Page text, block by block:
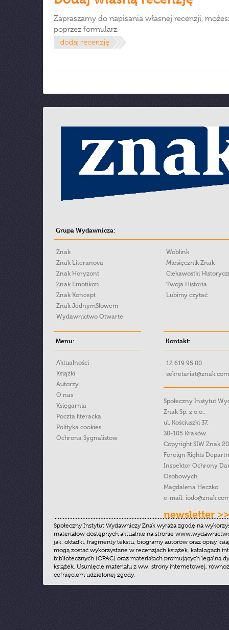
Zapraszamy do napisania własnej recenzji,
poprzez formularz.
Grupa Wydawnicza:
Znak
Znak Literanova
Znak Horyzont
Znak Emotikon
Znak Koncept
Znak JednymSłowem
Wydawnictwo Otwarte
Woblink
Miesięcznik Znak
Ciekawostki
Twoja Historia
Lubimy czytać
Menu:
Aktualności
Książki
Autorzy
O nas
Księgarnia
Poczta literacka
Polityka cookies
Ochrona Sygnalistow
Kontakt:
12 619 95 00
Społeczny Instytut
Znak Sp. z o.o.,
ul. Kościuszki 37,
30-105 Kraków
Copyright SIW Znak
Foreign Rights
Inspektor Ochrony
Osobowych
Magdalena Heczko
e-mail:
newsletter >>
Społeczny Instytut Wydawniczy Znak wyraża zgodę na
materiałów dostępnych aktualnie na stronie
jak: okładki, fragmenty tekstu, biogramy autorów oraz opisy
mogą zostać wykorzystane w recenzjach książek, katalogach
bibliotecznych (OPAC) oraz materiałach promujących legalną
książek. Usunięcie materiału z ww. strony internetowej,
cofnięciem udzielonej zgody.